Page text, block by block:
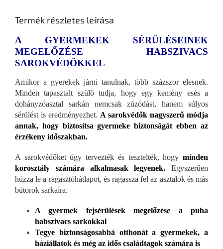
Termék részletes leírása
A GYERMEKEK SÉRÜLÉSEINEK
MEGELŐZÉSE HABSZIVACS
SAROKVÉDŐKKEL
Amikor a gyerekek járni tanulnak, több százszor elesnek.
Minden tapasztalt szülő tudja, hogy egy kemény esés a
dohányzóasztal sarkán nemcsak zúzódást, hanem súlyos
sérülést is eredményezhet. A sarokvédők nagyszerű módja
annak, hogy biztosítsa gyermeke biztonságát ebben az
érzékeny időszakban.
A sarokvédőket úgy tervezték és tesztelték, hogy minden
korosztály számára alkalmasak legyenek.
Egyszerűen
húzza le a ragasztóhátlapot, és ragassza fel az asztalok és más
bútorok sarkaira.
A gyermek fejsérülések megelőzése a puha
habszivacs sarkokkal
Tegye biztonságosabbá otthonát a gyermekek, a
háziállatok és még az idős családtagok számára is